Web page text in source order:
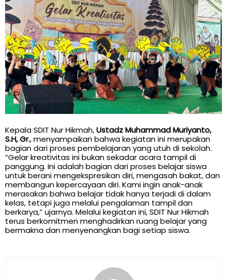
Kepala SDIT Nur Hikmah,Ustadz Muhammad Muriyanto,
S.H, Gr., menyampaikan bahwa kegiatan ini merupakan
bagian dari proses pembelajaran yang utuh di sekolah.
“Gelar kreativitas ini bukan sekadar acara tampil di
panggung. Ini adalah bagian dari proses belajar siswa
untuk berani mengekspresikan diri, mengasah bakat, dan
membangun kepercayaan diri. Kami ingin anak-anak
merasakan bahwa belajar tidak hanya terjadi di dalam
kelas, tetapi juga melalui pengalaman tampil dan
berkarya,” ujarnya. Melalui kegiatan ini, SDIT Nur Hikmah
terus berkomitmen menghadirkan ruang belajar yang
bermakna dan menyenangkan bagi setiap siswa.